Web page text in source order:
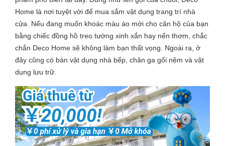
Home là nơi tuyệt vời để mua sắm vật dụng trang trí nhà
cửa. Nếu đang muốn khoác màu áo mới cho căn hộ của bạn
bằng chiếc đồng hồ treo tường xinh xắn hay nến thơm, chắc
chắn Deco Home sẽ không làm bạn thất vọng. Ngoài ra, ở
đây cũng có bán vật dụng nhà bếp, chăn ga gối nệm và vật
dụng lưu trữ.